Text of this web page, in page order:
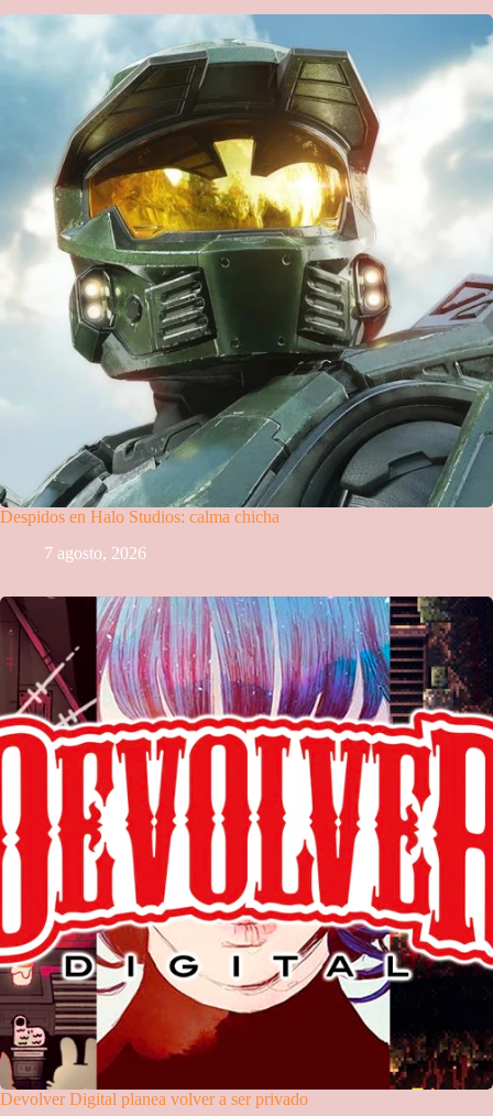
Despidos en Halo Studios: calma chicha
7 agosto, 2026
Devolver Digital planea volver a ser privado